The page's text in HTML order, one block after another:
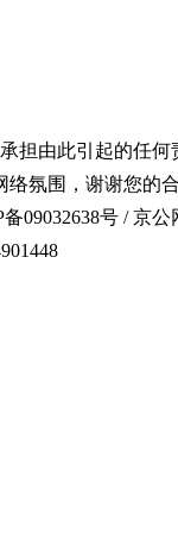
担由此引起的任何
氛围，谢谢您的合
09032638号 / 京公